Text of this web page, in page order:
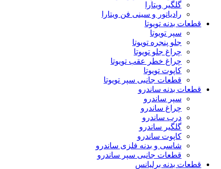
گلگیر ویتارا
رادیاتور و سینی فن ویتارا
قطعات بدنه تویوتا
سپر تویوتا
جلو پنجره تویوتا
چراغ جلو تویوتا
چراغ خطر عقب تویوتا
کاپوت تویوتا
قطعات جانبی سپر تویوتا
قطعات بدنه ساندرو
سپر ساندرو
چراغ ساندرو
درب ساندرو
گلگیر ساندرو
کاپوت ساندرو
شاسی و بدنه فلزی ساندرو
قطعات جانبی سپر ساندرو
قطعات بدنه برلیانس